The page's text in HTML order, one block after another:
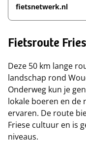
fietsnetwerk.nl
Fietsroute
Deze 50 km lange
landschap rond
Onderweg kun je
lokale boeren en de
ervaren. De route
Friese cultuur en is
niveaus.